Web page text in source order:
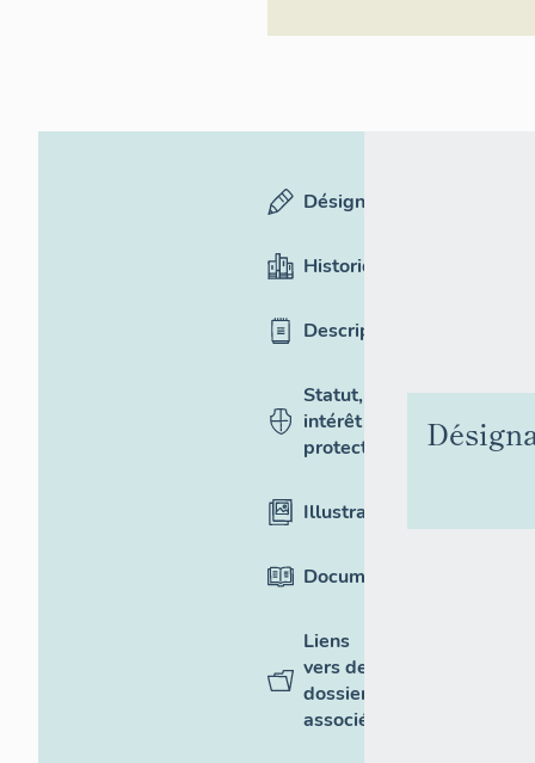
Désignation
Historique
Description
Statut,
intérêt et
protection
Illustrations
Documentation
Liens
vers des
dossiers
associés